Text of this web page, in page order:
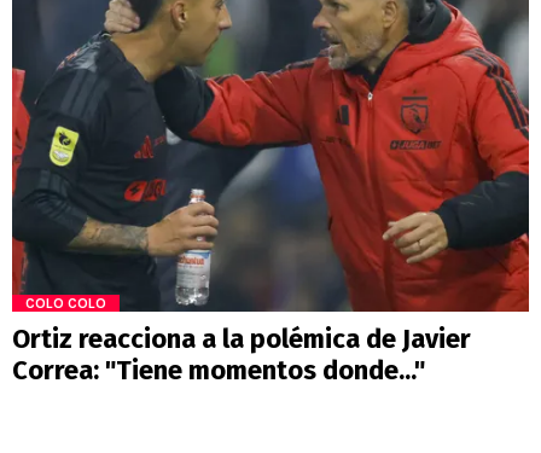
COLO COLO
Ortiz reacciona a la polémica de Javier
Correa: "Tiene momentos donde..."